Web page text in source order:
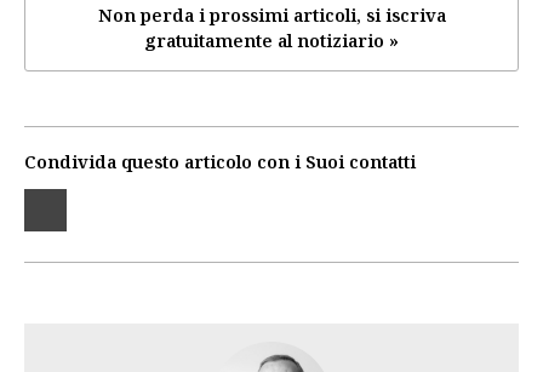
Non perda i prossimi articoli, si iscriva
gratuitamente al notiziario »
Condivida questo articolo con i Suoi contatti